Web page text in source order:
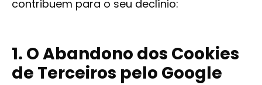
contribuem para o seu declínio:
1. O Abandono dos Cookies
de Terceiros pelo Google